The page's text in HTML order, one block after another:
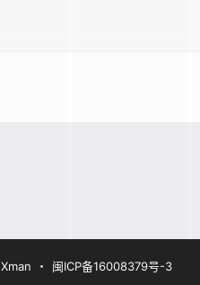
Xman ・ 闽ICP备16008379号-3